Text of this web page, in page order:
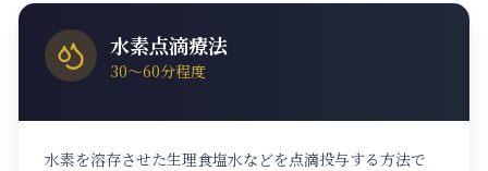
水素点滴療法
30〜60分程度
水素を溶存させた生理食塩水などを点滴投与する方法で